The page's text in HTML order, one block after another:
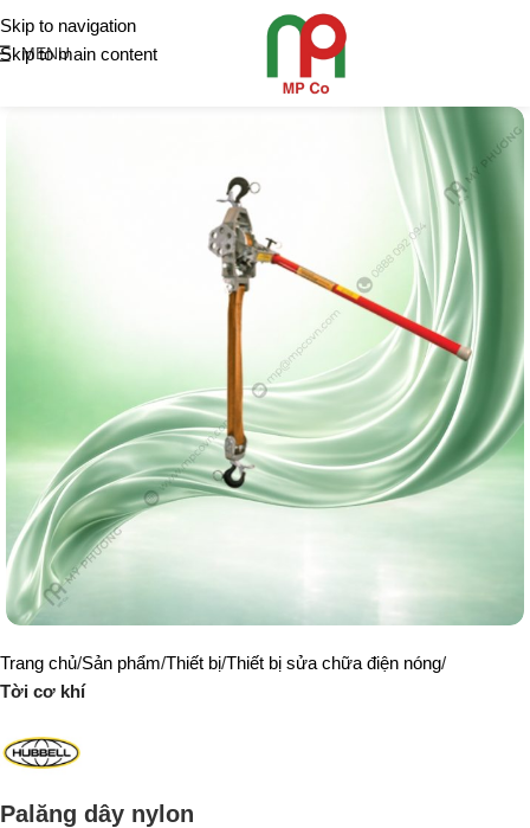
Skip to navigation
Skip to main content
MENU
Trang chủ Sản phẩm Thiết bị Thiết bị sửa chữa điện nóng
Tời cơ khí
Palăng dây nylon